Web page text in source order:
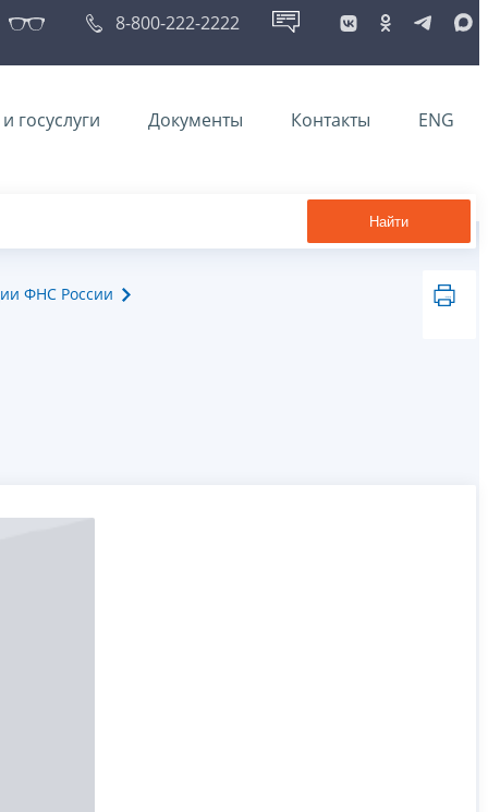
8-800-222-2222
госуслуги Документы Контакты ENG
Найти
ФНС России